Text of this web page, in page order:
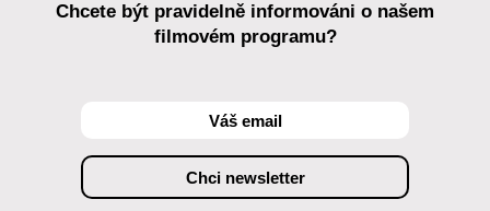
Chcete být pravidelně informováni o našem
filmovém programu?